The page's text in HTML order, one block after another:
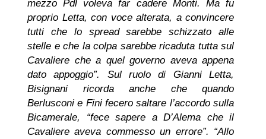
mezzo Pdl voleva far cadere Monti. Ma fu
proprio Letta, con voce alterata, a convincere
tutti che lo spread sarebbe schizzato alle
stelle e che la colpa sarebbe ricaduta tutta sul
Cavaliere che a quel governo aveva appena
dato appoggio”. Sul ruolo di Gianni Letta,
Bisignani ricorda anche che quando
Berlusconi e Fini fecero saltare l’accordo sulla
Bicamerale, “fece sapere a D’Alema che il
Cavaliere aveva commesso un errore”. “Allo